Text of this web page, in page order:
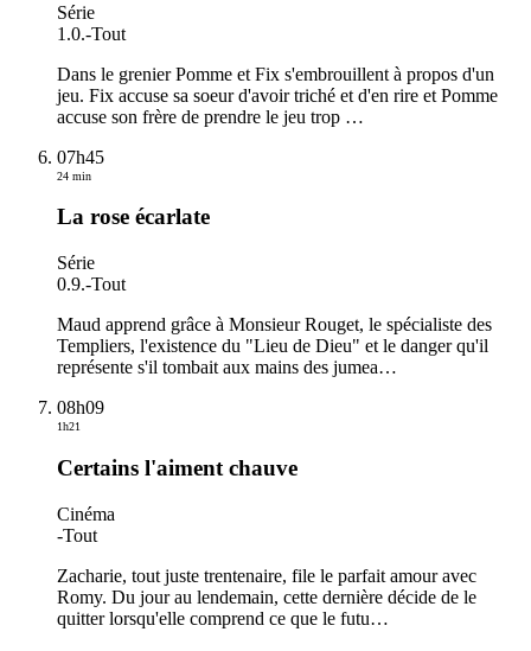
Série
1.0.-Tout
Dans le grenier Pomme et Fix s'embrouillent à propos d'un
jeu. Fix accuse sa soeur d'avoir triché et d'en rire et Pomme
accuse son frère de prendre le jeu trop …
07h45
24 min
La rose écarlate
Série
0.9.-Tout
Maud apprend grâce à Monsieur Rouget, le spécialiste des
Templiers, l'existence du "Lieu de Dieu" et le danger qu'il
représente s'il tombait aux mains des jumea…
08h09
1h21
Certains l'aiment chauve
Cinéma
-Tout
Zacharie, tout juste trentenaire, file le parfait amour avec
Romy. Du jour au lendemain, cette dernière décide de le
quitter lorsqu'elle comprend ce que le futu…